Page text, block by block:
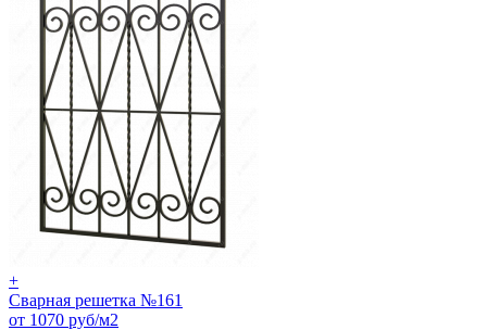
+
Сварная решетка №161
от 1070 руб/м2